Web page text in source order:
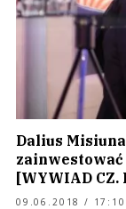
Dalius
[WYWIAD CZ.
09.06.2018 / 17:10